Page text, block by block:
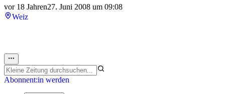
vor 18 Jahren27. Juni 2008 um 09:08
Weiz
Abonnent:in werden